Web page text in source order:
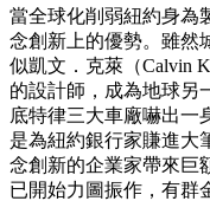
當全球化削弱紐約身為
念創新上的優勢。雖然
似凱文．克萊（Calvin
的設計師，成為地球另
底特律三大車廠嚇出一
是為紐約銀行家賺進大
念創新的企業家帶來巨
已開始力圖振作，有群